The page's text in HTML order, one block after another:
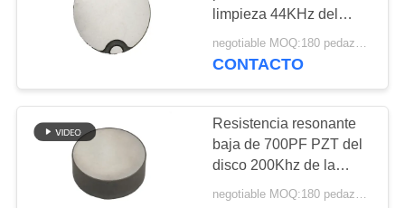
Tubo piezoeléctrico
23
limpieza 44KHz del
diámetro 50m m del
disco
negotiable MOQ:180 pedazos/pedazos
CONTACTO
Resistencia resonante
baja de 700PF PZT del
disco 200Khz de la
medida micro de la
negotiable MOQ:180 pedazos/pedazos